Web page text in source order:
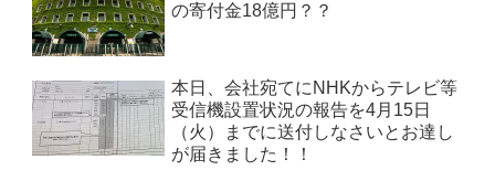
の寄付金18億円？？
本日、会社宛てにNHKからテレビ等
受信機設置状況の報告を4月15日
（火）までに送付しなさいとお達し
が届きました！！